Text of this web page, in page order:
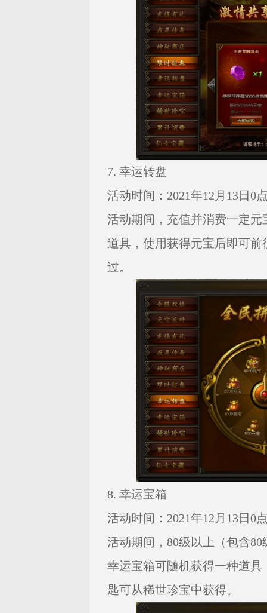
7. 幸运转盘
活动时间：2021年12月13日0
活动期间，充值并消费一定
道具，使用获得元宝后即可
过。
8. 幸运宝箱
活动时间：2021年12月13日0
活动期间，80级以上（包含
幸运宝箱可随机获得一种道
匙可从稀世珍宝中获得。